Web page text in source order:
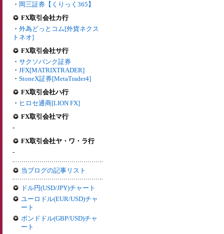
・ 岡三証券【くりっく365】
FX取引会社カ行
・ 外為どっとコム[外貨ネクス
トネオ]
FX取引会社サ行
・ サクソバンク証券
・ JFX[MATRIXTRADER]
・ StoneX証券[MetaTrader4]
FX取引会社ハ行
・ ヒロセ通商[LION FX]
FX取引会社マ行
-
FX取引会社ヤ・ワ・ラ行
-
当ブログの記事リスト
ドル円(USD/JPY)チャート
ユーロドル(EUR/USD)チャ
ート
ポンドドル(GBP/USD)チャ
ート